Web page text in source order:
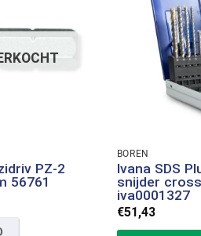
PZ-2
56761
BOREN
Ivana SDS
snijder
iva0001327
€51,43